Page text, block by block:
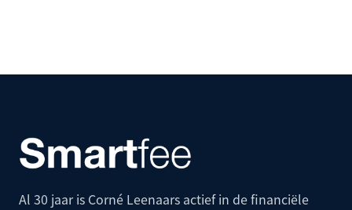
Al 30 jaar is Corné Leenaars actief in de financiële